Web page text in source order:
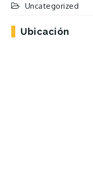
Uncategorized
Ubicación